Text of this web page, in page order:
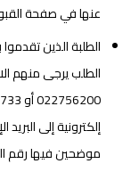
عنها في صفحة
الطلبة الذين
الطلب يرجى منهم
إلكترونية إلى البريد
موضحين فيها رقم